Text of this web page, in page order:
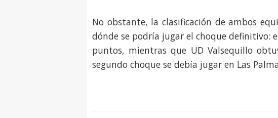
No obstante, la clasificación de ambos
dónde se podría jugar el choque definitivo:
puntos, mientras que UD Valsequillo
segundo choque se debía jugar en Las